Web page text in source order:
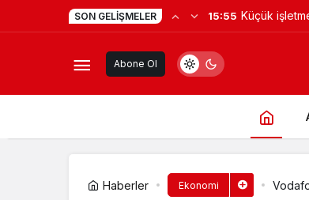
SON GELIŞMELER 15:45
Abone Ol
Haberler Ekonomi
Daha hızlı, daha